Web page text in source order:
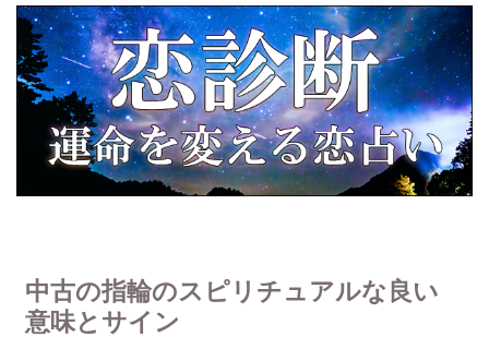
中古の指輪のスピリチュアルな良い
意味とサイン